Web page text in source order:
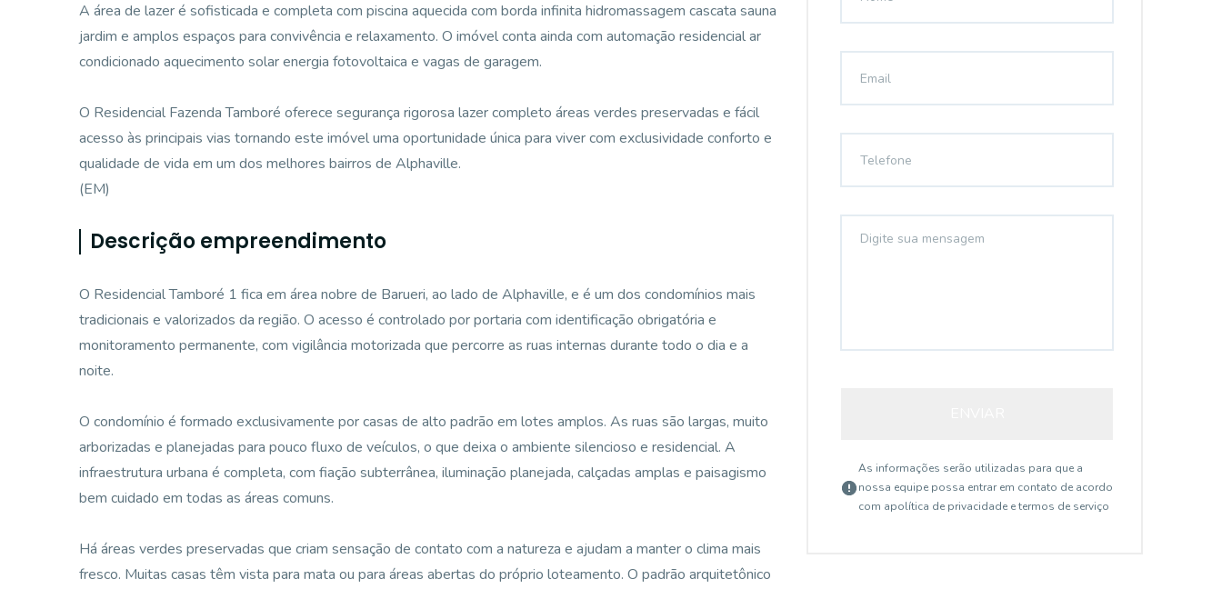
A área de lazer é sofisticada e completa com piscina aquecida com borda infinita hidromassagem cascata sauna
jardim e amplos espaços para convivência e relaxamento. O imóvel conta ainda com automação residencial ar
condicionado aquecimento solar energia fotovoltaica e vagas de garagem.
O Residencial Fazenda Tamboré oferece segurança rigorosa lazer completo áreas verdes preservadas e fácil
acesso às principais vias tornando este imóvel uma oportunidade única para viver com exclusividade conforto e
qualidade de vida em um dos melhores bairros de Alphaville.
(EM)
Descrição empreendimento
O Residencial Tamboré 1 fica em área nobre de Barueri, ao lado de Alphaville, e é um dos condomínios mais
tradicionais e valorizados da região. O acesso é controlado por portaria com identificação obrigatória e
monitoramento permanente, com vigilância motorizada que percorre as ruas internas durante todo o dia e a
noite.
O condomínio é formado exclusivamente por casas de alto padrão em lotes amplos. As ruas são largas, muito
arborizadas e planejadas para pouco fluxo de veículos, o que deixa o ambiente silencioso e residencial. A
infraestrutura urbana é completa, com fiação subterrânea, iluminação planejada, calçadas amplas e paisagismo
bem cuidado em todas as áreas comuns.
Há áreas verdes preservadas que criam sensação de contato com a natureza e ajudam a manter o clima mais
fresco. Muitas casas têm vista para mata ou para áreas abertas do próprio loteamento. O padrão arquitetônico
As informações serão utilizadas para que a
nossa equipe possa entrar em contato de acordo
com apolítica de privacidade e termos de serviço